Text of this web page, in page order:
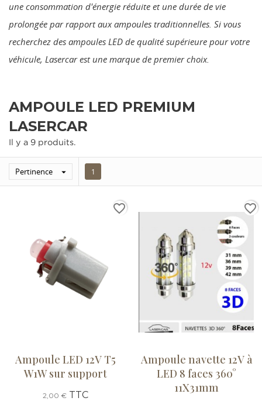
une consommation d'énergie réduite et une durée de vie
prolongée par rapport aux ampoules traditionnelles. Si vous
recherchez des ampoules LED de qualité supérieure pour votre
véhicule, Lasercar est une marque de premier choix.
AMPOULE LED PREMIUM
LASERCAR
Il y a 9 produits.
Pertinence  1
Ampoule LED 12V T5
W1W sur support
2,00 € TTC
favorite_border
Ampoule navette 12V à
LED 8 faces 360°
11X31mm
favorite_border